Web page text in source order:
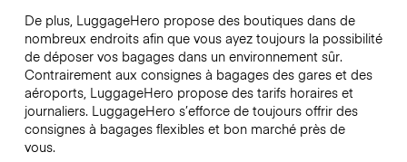
De plus, LuggageHero propose des boutiques dans de
nombreux endroits afin que vous ayez toujours la possibilité
de déposer vos bagages dans un environnement sûr.
Contrairement aux consignes à bagages des gares et des
aéroports, LuggageHero propose des tarifs horaires et
journaliers. LuggageHero s’efforce de toujours offrir des
consignes à bagages flexibles et bon marché près de
vous.